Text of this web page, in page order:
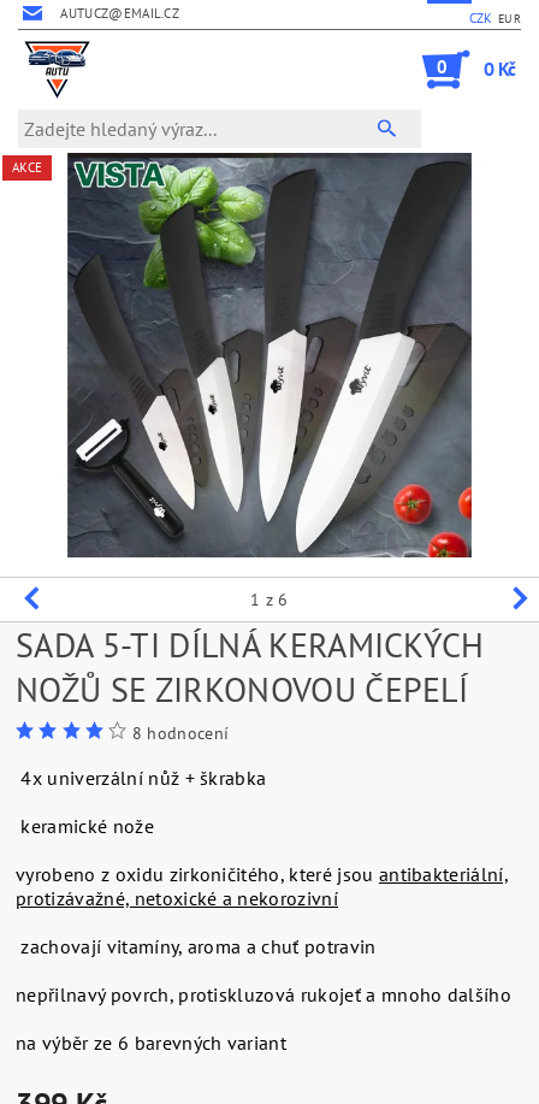
AUTUCZ@EMAIL.CZ CZK EUR
0 0 Kč
AKCE
1 z 6
SADA 5-TI DÍLNÁ KERAMICKÝCH
NOŽŮ SE ZIRKONOVOU ČEPELÍ
8 hodnocení
4x univerzální nůž + škrabka
keramické nože
vyrobeno z oxidu zirkoničitého, které jsou antibakteriální,
protizávažné, netoxické a nekorozivní
zachovají vitamíny, aroma a chuť potravin
nepřilnavý povrch, protiskluzová rukojeť a mnoho dalšího
na výběr ze 6 barevných variant